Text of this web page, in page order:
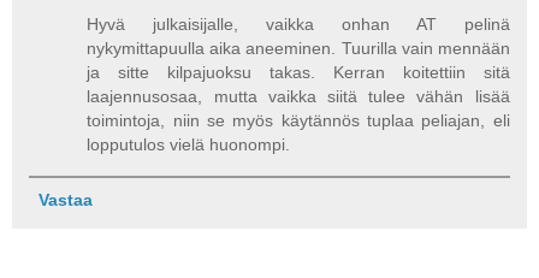
Hyvä julkaisijalle, vaikka onhan AT pelinä
nykymittapuulla aika aneeminen. Tuurilla vain mennään
ja sitte kilpajuoksu takas. Kerran koitettiin sitä
laajennusosaa, mutta vaikka siitä tulee vähän lisää
toimintoja, niin se myös käytännös tuplaa peliajan, eli
lopputulos vielä huonompi.
Vastaa